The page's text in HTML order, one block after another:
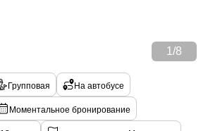
1 /8
Групповая На автобусе
Моментальное бронирование